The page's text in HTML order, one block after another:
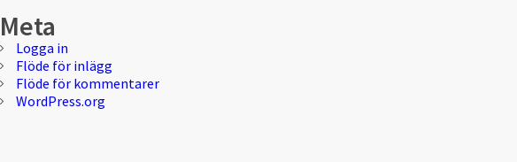
Meta
Logga in
Flöde för inlägg
Flöde för kommentarer
WordPress.org